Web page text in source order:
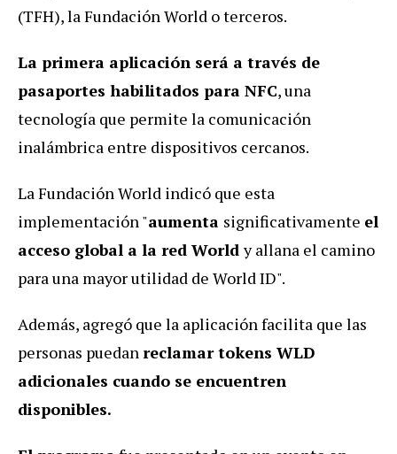
(TFH), la Fundación World o terceros.
La primera aplicación será a través de
pasaportes habilitados para NFC, una
tecnología que permite la comunicación
inalámbrica entre dispositivos cercanos.
La Fundación World indicó que esta
implementación "aumenta significativamente el
acceso global a la red Worldy allana el camino
para una mayor utilidad de World ID".
Además, agregó que la aplicación facilita que las
personas puedanreclamar tokens WLD
adicionales cuando se encuentren
disponibles.